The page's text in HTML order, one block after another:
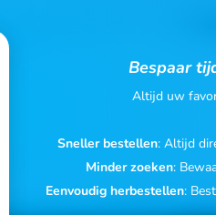
Bespaar
Altijd uw
Sneller bestellen: Altijd
Minder zoeken:
Eenvoudig herbestellen: